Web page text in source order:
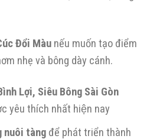
Đổi Màunếu muốn tạo điểm
nhẹ và bông dày cánh.
Lợi, Siêu Bông Sài Gòn
yêu thích nhất hiện nay
nuôi tàngđể phát triển thành